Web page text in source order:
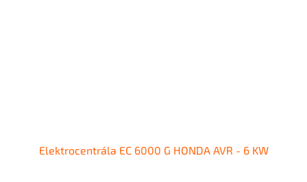
Elektrocentrála EC 6000 G HONDA AVR - 6 KW